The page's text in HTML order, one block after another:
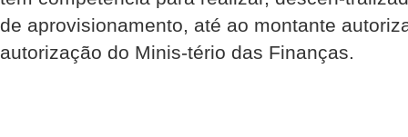
de aprovisionamento, até ao montante
autorização do Minis-tério das Finanças.